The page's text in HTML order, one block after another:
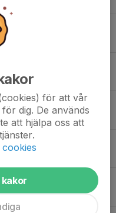
14/2
för att vår
dig. De används
att hjälpa oss att
kakor